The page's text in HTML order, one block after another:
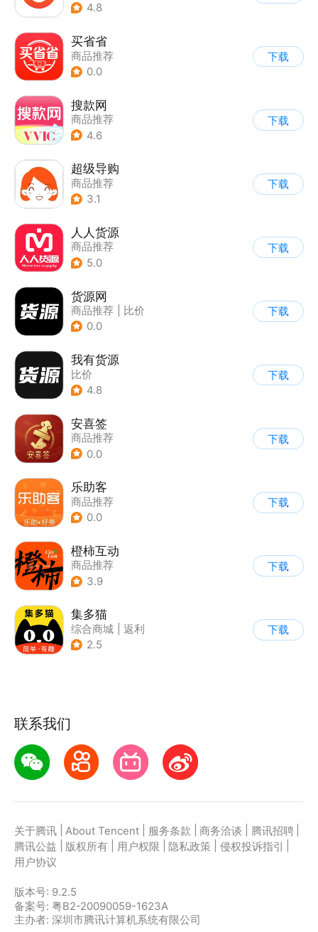
4.8
买省省
商品推荐
0.0
下载
搜款网
商品推荐
4.6
下载
超级导购
商品推荐
3.1
下载
人人货源
商品推荐
5.0
下载
货源网
商品推荐
比价
0.0
下载
我有货源
比价
4.8
下载
安喜签
商品推荐
0.0
下载
乐助客
商品推荐
0.0
下载
橙柿互动
商品推荐
3.9
下载
集多猫
综合商城
返利
| 商品推荐
2.5
下载
联系我们
关于腾讯 About Tencent 服务条款 商务洽谈 腾讯招聘
腾讯公益
版权所有 用户权限 隐私政策 侵权投诉指引
用户协议
版本号: 9.2.5
备案号: 粤B2-20090059-1623A
主办者: 深圳市腾讯计算机系统有限公司